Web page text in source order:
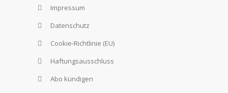
Impressum
Datenschutz
Cookie-Richtlinie (EU)
Haftungsausschluss
Abo kündigen